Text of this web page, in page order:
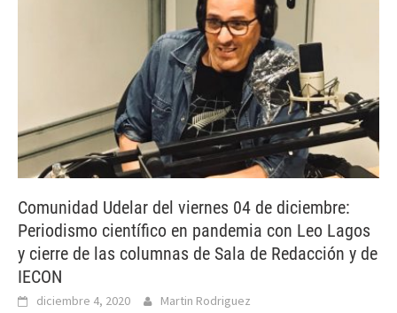
Comunidad Udelar del viernes 04 de diciembre:
Periodismo científico en pandemia con Leo Lagos
y cierre de las columnas de Sala de Redacción y de
IECON
diciembre 4, 2020 Martin Rodriguez